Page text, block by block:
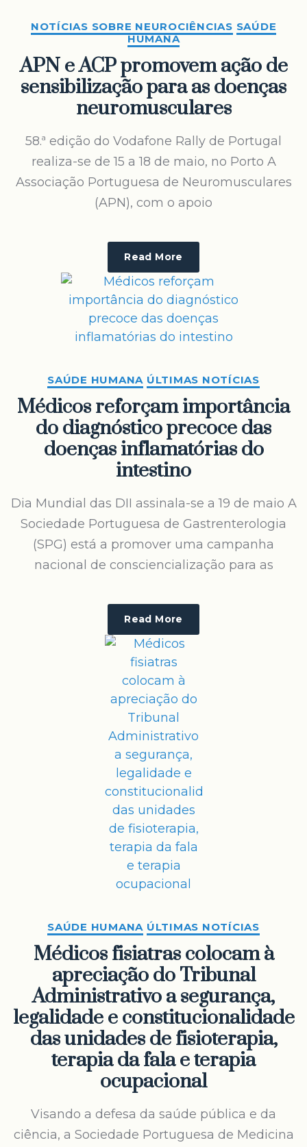
NOTÍCIAS SOBRE NEUROCIÊNCIAS SAÚDE
HUMANA
APN e ACP promovem ação de
sensibilização para as doenças
neuromusculares
58.ª edição do Vodafone Rally de Portugal
realiza-se de 15 a 18 de maio, no Porto A
Associação Portuguesa de Neuromusculares
(APN), com o apoio
Read More
SAÚDE HUMANA ÚLTIMAS NOTÍCIAS
Médicos reforçam importância
do diagnóstico precoce das
doenças inflamatórias do
intestino
Dia Mundial das DII assinala-se a 19 de maio A
Sociedade Portuguesa de Gastrenterologia
(SPG) está a promover uma campanha
nacional de consciencialização para as
Read More
SAÚDE HUMANA ÚLTIMAS NOTÍCIAS
Médicos fisiatras colocam à
apreciação do Tribunal
Administrativo a segurança,
legalidade e constitucionalidade
das unidades de fisioterapia,
terapia da fala e terapia
ocupacional
Visando a defesa da saúde pública e da
ciência, a Sociedade Portuguesa de Medicina